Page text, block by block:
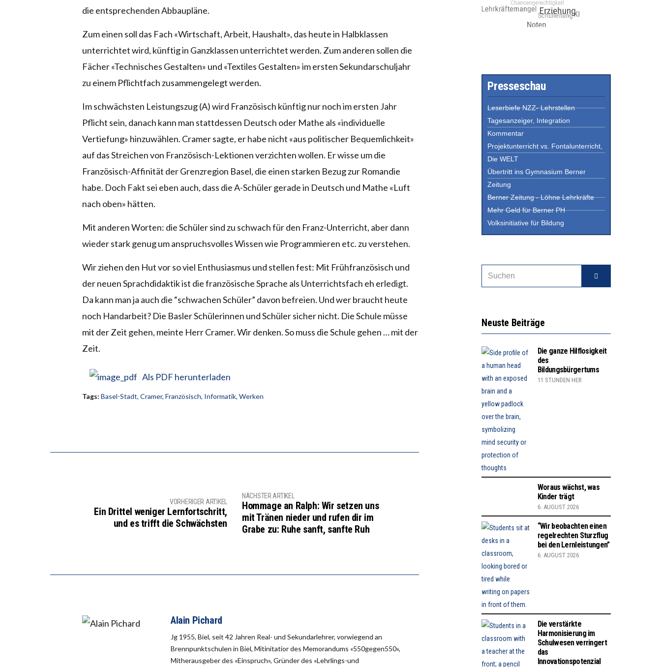
die entsprechenden Abbaupläne.
Zum einen soll das Fach «Wirtschaft, Arbeit, Haushalt», das heute in Halbklassen
unterrichtet wird, künftig in Ganzklassen unterrichtet werden. Zum anderen sollen die
Fächer «Technisches Gestalten» und «Textiles Gestalten» im ersten Sekundarschuljahr
zu einem Pflichtfach zusammengelegt werden.
Im schwächsten Leistungszug (A) wird Französisch künftig nur noch im ersten Jahr
Pflicht sein, danach kann man stattdessen Deutsch oder Mathe als «individuelle
Vertiefung» hinzuwählen. Cramer sagte, er habe nicht «aus politischer Bequemlichkeit»
auf das Streichen von Französisch-Lektionen verzichten wollen. Er wisse um die
Französisch-Affinität der Grenzregion Basel, die einen starken Bezug zur Romandie
habe. Doch Fakt sei eben auch, dass die A-Schüler gerade in Deutsch und Mathe «Luft
nach oben» hätten.
Mit anderen Worten: die Schüler sind zu schwach für den Franz-Unterricht, aber dann
wieder stark genug um anspruchsvolles Wissen wie Programmieren etc. zu verstehen.
Wir ziehen den Hut vor so viel Enthusiasmus und stellen fest: Mit Frühfranzösisch und
der neuen Sprachdidaktik ist die französische Sprache als Unterrichtsfach eh erledigt.
Da kann man ja auch die “schwachen Schüler” davon befreien. Und wer braucht heute
noch Handarbeit? Die Basler Schülerinnen und Schüler sicher nicht. Die Schule müsse
mit der Zeit gehen, meinte Herr Cramer. Wir denken. So muss die Schule gehen … mit der
Zeit.
Als PDF herunterladen
Tags: Basel-Stadt, Cramer, Französisch, Informatik, Werken
VORHERIGER ARTIKEL
Ein Drittel weniger Lernfortschritt,
und es trifft die Schwächsten
NÄCHSTER ARTIKEL
Hommage an Ralph: Wir setzen uns
mit Tränen nieder und rufen dir im
Grabe zu: Ruhe sanft, sanfte Ruh
Alain Pichard
Jg 1955, Biel, seit 42 Jahren Real- und Sekundarlehrer, vorwiegend an
Brennpunktschulen in Biel, Mitinitatior des Memorandums «550gegen550»,
Mitherausgeber des «Einspruch», Gründer des «Lehrlings-und
Presseschau
Leserbiefe NZZ- Lehrstellen
Tagesanzeiger, Integration
Kommentar
Projektunterricht vs. Fontalunterricht,
Die WELT
Übertritt ins Gymnasium Berner
Zeitung
Berner Zeitung - Löhne Lehrkräfte
Mehr Geld für Berner PH
Volksinitiative für Bildung
Neuste Beiträge
Die ganze Hilflosigkeit
des
Bildungsbürgertums
11 STUNDEN HER
Woraus wächst, was
Kinder trägt
6. AUGUST 2026
“Wir beobachten einen
regelrechten Sturzflug
bei den Lernleistungen”
6. AUGUST 2026
Die verstärkte
Harmonisierung im
Schulwesen verringert
das
Innovationspotenzial